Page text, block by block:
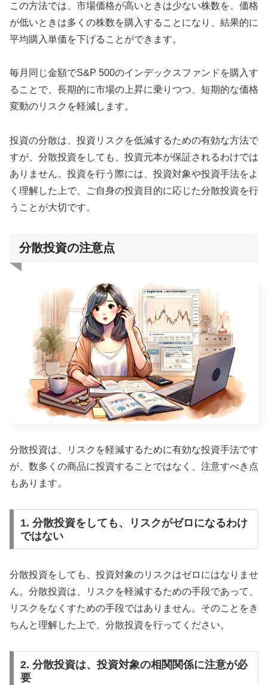
この方法では、市場価格が高いときは少ない株数を、価格
が低いときは多くの株数を購入することになり、結果的に
平均購入単価を下げることができます。
毎月同じ金額でS&P 500のインデックスファンドを購入す
ることで、長期的に市場の上昇に乗りつつ、短期的な価格
変動のリスクを軽減します。
投資の分散は、投資リスクを低減するための有効な方法で
すが、分散投資をしても、投資元本が保証されるわけでは
ありません。投資を行う際には、投資対象や投資手法をよ
く理解した上で、ご自身の投資目的に応じた分散投資を行
うことが大切です。
分散投資の注意点
分散投資は、リスクを軽減するために有効な投資手法です
が、数多くの商品に投資することではなく、注意すべき点
もあります。
1. 分散投資をしても、リスクがゼロになるわけ
ではない
分散投資をしても、投資対象のリスクはゼロにはなりませ
ん。分散投資は、リスクを軽減するための手段であって、
リスクをなくすための手段ではありません。そのことをき
ちんと理解した上で、分散投資を行ってください。
2. 分散投資は、投資対象の相関関係に注意が必
要